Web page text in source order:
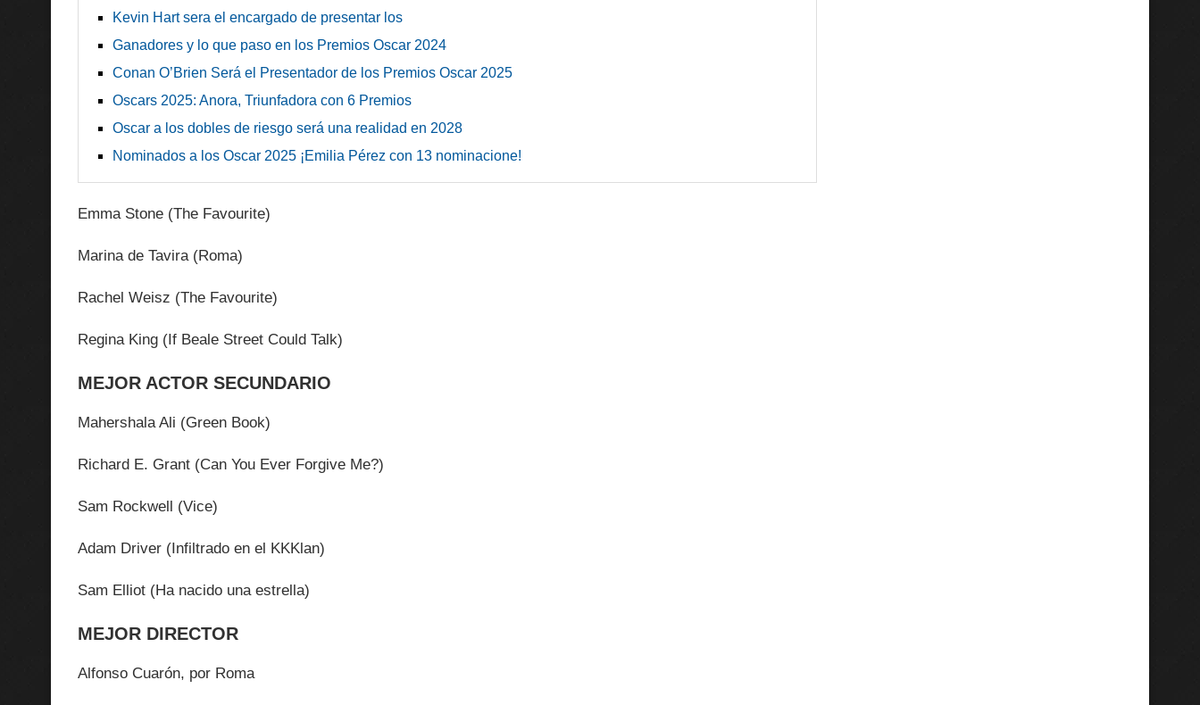
Kevin Hart sera el encargado de presentar los
Ganadores y lo que paso en los Premios Oscar 2024
Conan O’Brien Será el Presentador de los Premios Oscar 2025
Oscars 2025: Anora, Triunfadora con 6 Premios
Oscar a los dobles de riesgo será una realidad en 2028
Nominados a los Oscar 2025 ¡Emilia Pérez con 13 nominacione!
Emma Stone (The Favourite)
Marina de Tavira (Roma)
Rachel Weisz (The Favourite)
Regina King (If Beale Street Could Talk)
MEJOR ACTOR SECUNDARIO
Mahershala Ali (Green Book)
Richard E. Grant (Can You Ever Forgive Me?)
Sam Rockwell (Vice)
Adam Driver (Infiltrado en el KKKlan)
Sam Elliot (Ha nacido una estrella)
MEJOR DIRECTOR
Alfonso Cuarón, por Roma